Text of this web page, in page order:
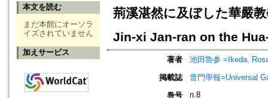
本文を読む
まだ本館にオーソラ
イズされていません
加えサービス
荊溪湛然に及ぼした華嚴
Jin-xi Jan-ran on the
著者
池田魯参 =Ikeda,
掲載誌
普門學報=Universal
巻号
n.8